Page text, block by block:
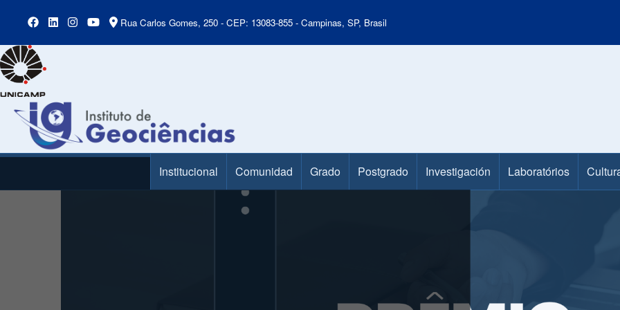
Rua Carlos Gomes, 250 - CEP: 13083-855 - Campinas, SP, Brasil
Main Menu Institucional Comunidad Grado Postgrado Investigación Laboratórios